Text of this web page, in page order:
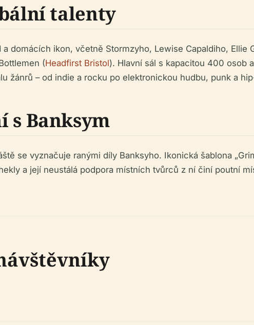
talenty
domácích ikon, včetně Stormzyho, Lewise Capaldiho, Ellie
(Headfirst Bristol). Hlavní sál s kapacitou 400 osob
žánrů – od indie a rocku po elektronickou hudbu, punk a
s Banksym
se vyznačuje ranými díly Banksyho. Ikonická šablona
a její neustálá podpora místních tvůrců z ní činí poutní